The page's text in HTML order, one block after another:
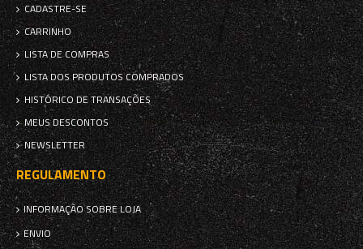
CADASTRE-SE
CARRINHO
LISTA DE COMPRAS
LISTA DOS PRODUTOS COMPRADOS
HISTÓRICO DE TRANSAÇÕES
MEUS DESCONTOS
NEWSLETTER
REGULAMENTO
INFORMAÇÃO SOBRE LOJA
ENVIO